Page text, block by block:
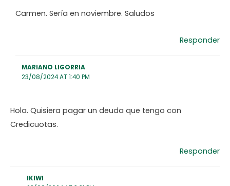
Carmen. Sería en noviembre. Saludos
Responder
MARIANO LIGORRIA
23/08/2024 AT 1:40 PM
Hola. Quisiera pagar un deuda que tengo con
Credicuotas.
Responder
IKIWI